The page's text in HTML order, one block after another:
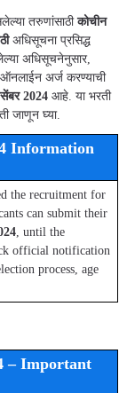
तरुणांसाठीकोचीन
अधिसूचना प्रसिद्ध
अधिसूचनेनुसार,
अर्ज करण्याची
2024 आहे. या भरती
जाणून घ्या.
Information
the recruitment for
can submit their
, until the
official notification
process, age
– Important